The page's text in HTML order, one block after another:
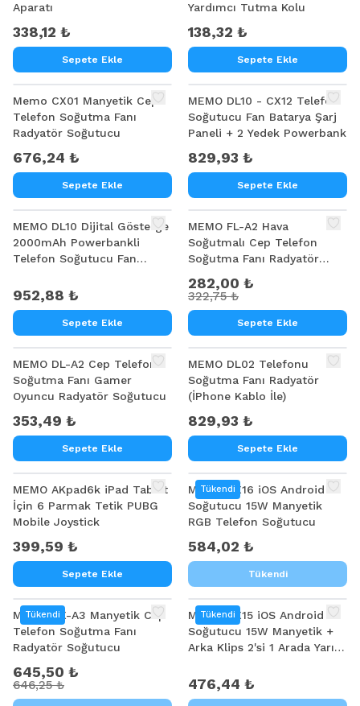
Aparatı
338,12 ₺
Sepete Ekle
Yardımcı Tutma Kolu
138,32 ₺
Sepete Ekle
Memo CX01 Manyetik Cep
Telefon Soğutma Fanı
Radyatör Soğutucu
676,24 ₺
Sepete Ekle
MEMO DL10 - CX12 Telefon
Soğutucu Fan Batarya Şarj
Paneli + 2 Yedek Powerbank
829,93 ₺
Sepete Ekle
MEMO DL10 Dijital Gösterge
2000mAh Powerbankli
Telefon Soğutucu Fan
952,88 ₺
Sepete Ekle
MEMO FL-A2 Hava
Soğutmalı Cep Telefon
Soğutma Fanı Radyatör
282,00 ₺
322,75 ₺
Sepete Ekle
MEMO DL-A2 Cep Telefonu
Soğutma Fanı Gamer
Oyuncu Radyatör Soğutucu
353,49 ₺
Sepete Ekle
MEMO DL02 Telefonu
Soğutma Fanı Radyatör
(İPhone Kablo İle)
829,93 ₺
Sepete Ekle
MEMO AKpad6k iPad Tablet
İçin 6 Parmak Tetik PUBG
Mobile Joystick
399,59 ₺
Sepete Ekle
Tükendi
MEMO CX16 iOS Android
Soğutucu 15W Manyetik
RGB Telefon Soğutucu
584,02 ₺
Tükendi
Tükendi
Memo CX-A3 Manyetik Cep
Telefon Soğutma Fanı
Radyatör Soğutucu
645,50 ₺
646,25 ₺
Tükendi
MEMO CX15 iOS Android
Soğutucu 15W Manyetik +
Arka Klips 2'si 1 Arada Yarı
Radyatörü
476,44 ₺